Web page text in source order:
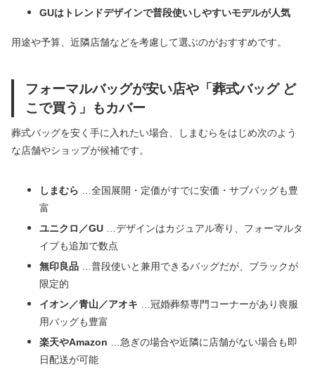
GUはトレンドデザインで普段使いしやすいモデルが人気
用途や予算、近隣店舗などを考慮して選ぶのがおすすめです。
フォーマルバッグが安い店や「葬式バッグ ど
こで買う」もカバー
葬式バッグを安く手に入れたい場合、しまむらをはじめ次のよう
な店舗やショップが候補です。
しまむら …全国展開・定価がすでに安価・サブバッグも豊
富
ユニクロ／GU …デザインはカジュアル寄り、フォーマルタ
イプも追加で数点
無印良品 …普段使いと兼用できるバッグだが、ブラックが
限定的
イオン／青山／アオキ …冠婚葬祭専門コーナーがあり喪服
用バッグも豊富
楽天やAmazon …急ぎの場合や近隣に店舗がない場合も即
日配送が可能